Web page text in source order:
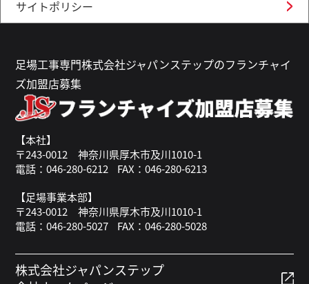
サイトポリシー
足場工事専門株式会社ジャパンステップのフランチャイ
ズ加盟店募集
【本社】
〒243-0012 神奈川県厚木市及川1010-1
電話：046-280-6212
FAX：046-280-6213
【足場事業本部】
〒243-0012 神奈川県厚木市及川1010-1
電話：046-280-5027
FAX：046-280-5028
株式会社ジャパンステップ